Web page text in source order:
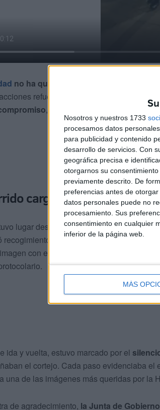
Nosotros y nuestros 1733
procesamos datos
para publicidad y contenido
desarrollo de servicios. Con
geográfica precisa e
otorgarnos su
previamente descrito. De
preferencias antes de
datos personales puede no
procesamiento. Sus
consentimiento en cualquier
inferior de la página web.
MÁS
no ha querido dejar pasar la
refuerzan los lazos entre
, y cercanía con las
cargado de simbolismo
lugar desde la Parroquia de San José
y
solemnidad. A lo largo de
con evidente
ida y vuelta, estuvo marcado por el
el cortejo. Cada paso evidenciaba el
una de las imágenes más queridas por la
de agradecimiento, la Junta de